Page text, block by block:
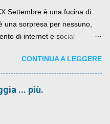
Settembre è una fucina di
una sorpresa per nessuno,
di internet e social
traccia scritta nel web.
CONTINUA A LEGGERE
... più.